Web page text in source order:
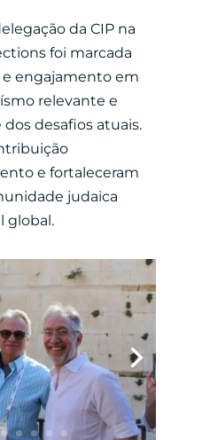
da CIP na
foi marcada
engajamento em
relevante e
desafios atuais.
e fortaleceram
judaica
global.